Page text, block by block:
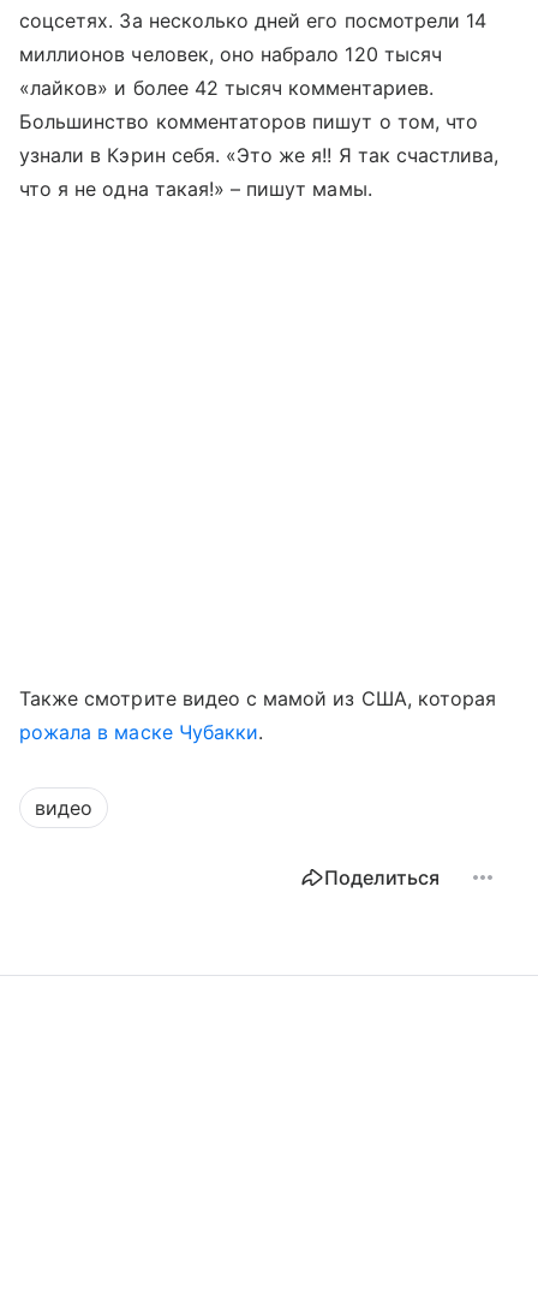
соцсетях. За несколько дней его посмотрели 14
миллионов человек, оно набрало 120 тысяч
«лайков» и более 42 тысяч комментариев.
Большинство комментаторов пишут о том, что
узнали в Кэрин себя. «Это же я!! Я так счастлива,
что я не одна такая!» – пишут мамы.
Также смотрите видео с мамой из США, которая
рожала в маске Чубакки.
видео
Поделиться